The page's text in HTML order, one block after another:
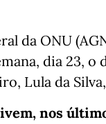
da ONU
dia 23, o
Lula da
nos